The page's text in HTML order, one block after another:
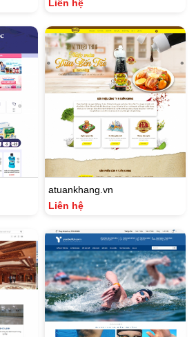
Liên hệ
atuankhang.vn
Liên hệ